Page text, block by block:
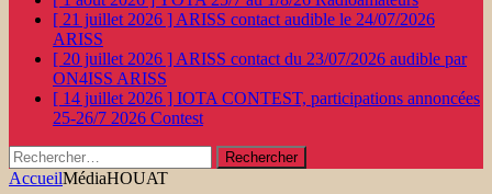
[ 21 juillet 2026 ] ARISS contact audible le 24/07/2026
ARISS
[ 20 juillet 2026 ] ARISS contact du 23/07/2026 audible par
ON4ISS ARISS
[ 14 juillet 2026 ] IOTA CONTEST, participations annoncées
25-26/7 2026 Contest
Rechercher :
AccueilMédiaHOUAT